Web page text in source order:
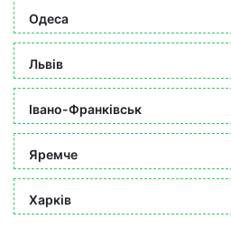
Одеса
Львів
Івано-Франківськ
Яремче
Харків